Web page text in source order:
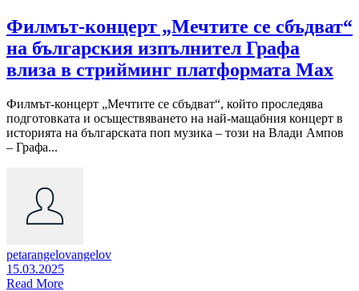
Филмът-концерт „Мечтите се сбъдват“
на българския изпълнител Графа
влиза в стрийминг платформата Max
Филмът-концерт „Мечтите се сбъдват“, който проследява
подготовката и осъществяването на най-мащабния концерт в
историята на българската поп музика – този на Влади Ампов
– Графа...
petarangelovangelov
15.03.2025
Read More